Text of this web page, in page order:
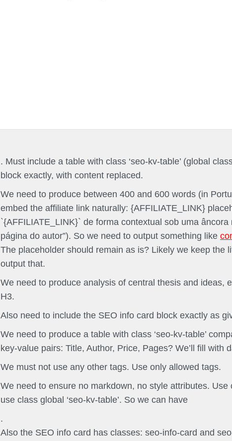
. Must include a table with class ‘seo-kv-table’ (global
block exactly, with content replaced.
We need to produce between 400 and 600 words (in
embed the affiliate link naturally: {AFFILIATE_LINK}
`{AFFILIATE_LINK}` de forma contextual sob uma
página do autor”). So we need to output something like
The placeholder should remain as is? Likely we keep the
output that.
We need to produce analysis of central thesis and ideas,
H3.
Also need to include the SEO info card block exactly as
We need to produce a table with class ‘seo-kv-table’
key-value pairs: Title, Author, Price, Pages? We’ll fill with
We must not use any other tags. Use only allowed tags.
We need to ensure no markdown, no style attributes.
use class global ‘seo-kv-table’. So we can have
.
Also the SEO info card has classes: seo-info-card and